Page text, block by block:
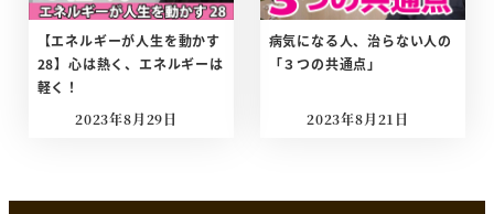
【エネルギーが人生を動かす
28】心は熱く、エネルギーは
軽く！
投稿日
2023年8月29日
病気になる人、治らない人の
「３つの共通点」
投稿日
2023年8月21日